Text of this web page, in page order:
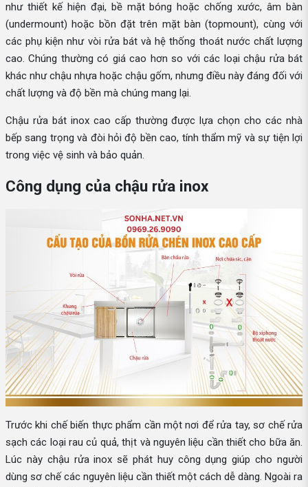
như thiết kế hiện đại, bề mặt bóng hoặc chống xước, âm bàn
(undermount) hoặc bồn đặt trên mặt bàn (topmount), cùng với
các phụ kiện như vòi rửa bát và hệ thống thoát nước chất lượng
cao. Chúng thường có giá cao hơn so với các loại chậu rửa bát
khác như chậu nhựa hoặc chậu gốm, nhưng điều này đáng đối với
chất lượng và độ bền mà chúng mang lại.
Chậu rửa bát inox cao cấp thường được lựa chọn cho các nhà
bếp sang trọng và đòi hỏi độ bền cao, tính thẩm mỹ và sự tiện lợi
trong việc vệ sinh và bảo quản.
Công dụng của chậu rửa inox
Trước khi chế biến thực phẩm cần một nơi để rửa tay, sơ chế rửa
sạch các loại rau củ quả, thịt và nguyên liệu cần thiết cho bữa ăn.
Lúc này chậu rửa inox sẽ phát huy công dụng giúp cho người
dùng sơ chế các nguyên liệu cần thiết một cách dễ dàng. Ngoài ra